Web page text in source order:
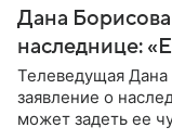
Дана Борисова
наследнице:
Телеведущая
заявление о
может задеть ее